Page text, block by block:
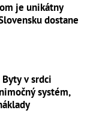
je unikátny
dostane
v srdci
systém,